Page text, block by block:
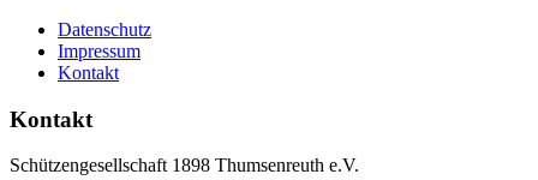
Datenschutz
Impressum
Kontakt
Kontakt
Schützengesellschaft 1898 Thumsenreuth e.V.